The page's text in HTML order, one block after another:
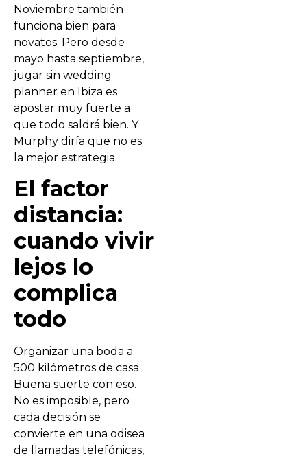
Noviembre también
funciona bien para
novatos. Pero desde
mayo hasta septiembre,
jugar sin wedding
planner en Ibiza es
apostar muy fuerte a
que todo saldrá bien. Y
Murphy diría que no es
la mejor estrategia.
El factor
distancia:
cuando vivir
lejos lo
complica
todo
Organizar una boda a
500 kilómetros de casa.
Buena suerte con eso.
No es imposible, pero
cada decisión se
convierte en una odisea
de llamadas telefónicas,